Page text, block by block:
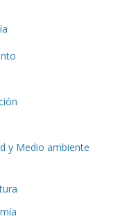
y Medio ambiente